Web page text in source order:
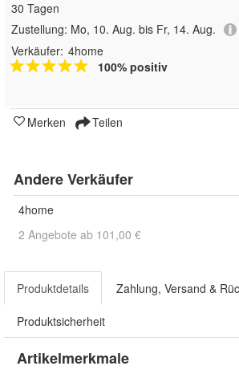
30 Tagen
Zustellung: Mo, 10. Aug. bis Fr, 14. Aug.
Verkäufer: 4home
100% positiv
Merken Teilen
Andere Verkäufer
4home
2 Angebote ab 101,00 €
Produktdetails Zahlung, Versand &
Produktsicherheit
Artikelmerkmale